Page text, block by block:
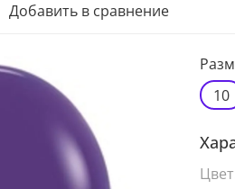
Добавить в сравнение
10